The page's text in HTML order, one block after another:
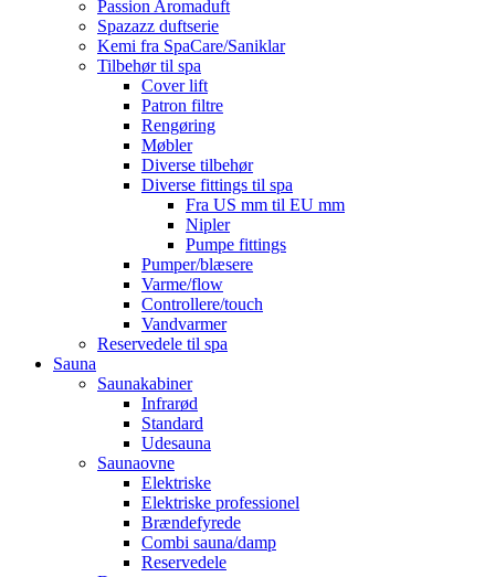
Passion Aromaduft
Spazazz duftserie
Kemi fra SpaCare/Saniklar
Tilbehør til spa
Cover lift
Patron filtre
Rengøring
Møbler
Diverse tilbehør
Diverse fittings til spa
Fra US mm til EU mm
Nipler
Pumpe fittings
Pumper/blæsere
Varme/flow
Controllere/touch
Vandvarmer
Reservedele til spa
Sauna
Saunakabiner
Infrarød
Standard
Udesauna
Saunaovne
Elektriske
Elektriske professionel
Brændefyrede
Combi sauna/damp
Reservedele